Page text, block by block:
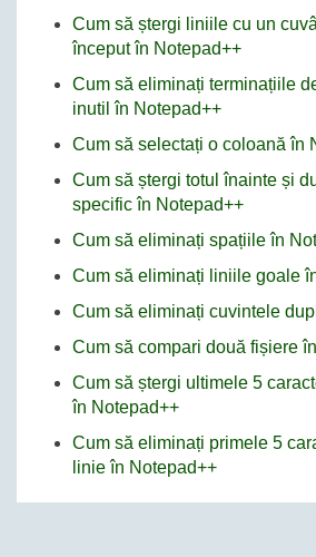
Cum să ștergi liniile cu un
început în Notepad++
Cum să eliminați terminațiile
inutil în Notepad++
Cum să selectați o coloană în
Cum să ștergi totul înainte și
specific în Notepad++
Cum să eliminați spațiile în
Cum să eliminați liniile goale
Cum să eliminați cuvintele
Cum să compari două fișiere
Cum să ștergi ultimele 5
în Notepad++
Cum să eliminați primele 5
linie în Notepad++